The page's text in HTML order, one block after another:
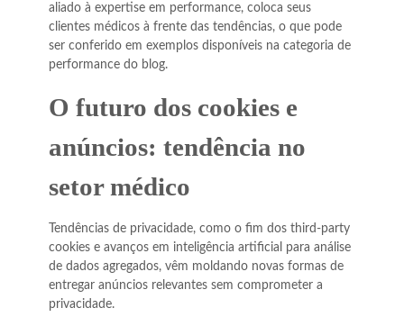
aliado à expertise em performance, coloca seus
clientes médicos à frente das tendências, o que pode
ser conferido em exemplos disponíveis na categoria de
performance do blog.
O futuro dos cookies e
anúncios: tendência no
setor médico
Tendências de privacidade, como o fim dos third-party
cookiese avanços em inteligência artificial para análise
de dados agregados, vêm moldando novas formas de
entregar anúncios relevantes sem comprometer a
privacidade.